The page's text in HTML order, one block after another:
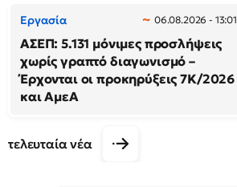
Εργασία 06.08.2026 - 13:01
ΑΣΕΠ: 5.131 μόνιμες προσλήψεις
χωρίς γραπτό διαγωνισμό –
Έρχονται οι προκηρύξεις 7Κ/2026
και ΑμεΑ
τελευταία νέα